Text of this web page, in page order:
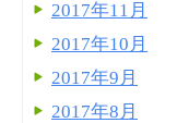
2017年11月
2017年10月
2017年9月
2017年8月